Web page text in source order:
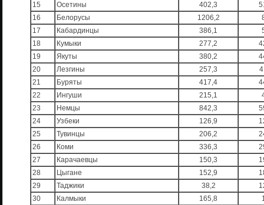
15 Осетины 402,3
16
Белорусы 1206,2
17
Кабардинцы 386,1
18
Кумыки 277,2
19
Якуты 380,2
20
Лезгины 257,3
21
Буряты 417,4
22
Ингуши 215,1
23
Немцы 842,3
24
Узбеки 126,9
25
Тувинцы 206,2
26
Коми 336,3
27
Карачаевцы 150,3
28
Цыгане 152,9
29
Таджики 38,2
30
Калмыки 165,8